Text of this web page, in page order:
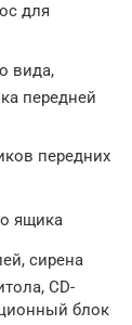
для
вида,
передней
передних
ящика
сирена
CD-
блок